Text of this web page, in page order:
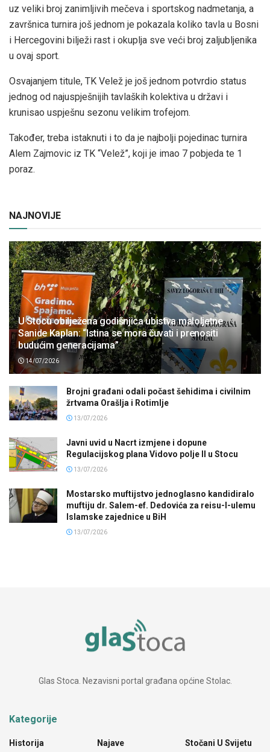
uz veliki broj zanimljivih mečeva i sportskog nadmetanja, a
završnica turnira još jednom je pokazala koliko tavla u Bosni
i Hercegovini bilježi rast i okuplja sve veći broj zaljubljenika
u ovaj sport.
Osvajanjem titule, TK Velež je još jednom potvrdio status
jednog od najuspješnijih tavlaških kolektiva u državi i
krunisao uspješnu sezonu velikim trofejom.
Također, treba istaknuti i to da je najbolji pojedinac turnira
Alem Zajmovic iz TK “Velež”, koji je imao 7 pobjeda te 1
poraz.
NAJNOVIJE
U Stocu obilježena godišnjica ubistva maloljetne
Sanide Kaplan: “Istina se mora čuvati i prenositi
budućim generacijama”
14/07/2026
Brojni građani odali počast šehidima i civilnim
žrtvama Orašlja i Rotimlje
13/07/2026
Javni uvid u Nacrt izmjene i dopune
Regulacijskog plana Vidovo polje II u Stocu
13/07/2026
Mostarsko muftijstvo jednoglasno kandidiralo
muftiju dr. Salem-ef. Dedovića za reisu-l-ulemu
Islamske zajednice u BiH
13/07/2026
Glas Stoca. Nezavisni portal građana općine Stolac.
Kategorije
Historija Najave Stočani U Svijetu